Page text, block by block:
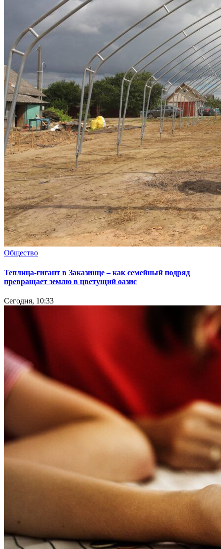
Общество
Теплица-гигант в Заказинце – как семейный подряд
превращает землю в цветущий оазис
Сегодня, 10:33